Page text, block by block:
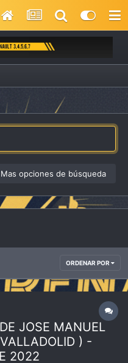
opciones de búsqueda
ORDENAR POR
JOSE MANUEL
) -
2022